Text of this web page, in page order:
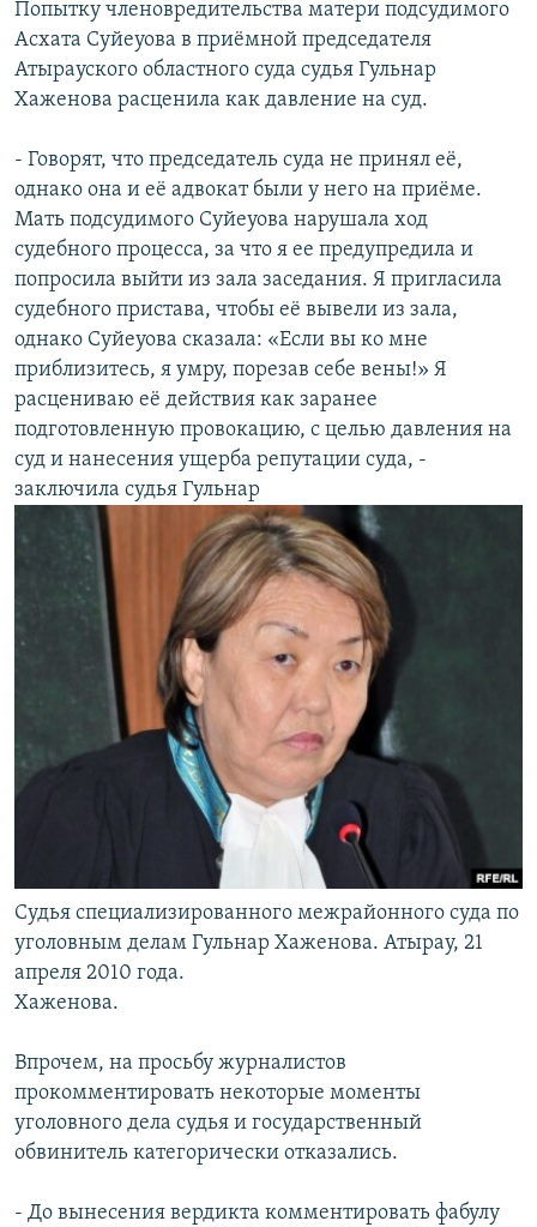
Попытку членовредительства матери подсудимого
Асхата Суйеуова в приёмной председателя
Атырауского областного суда судья Гульнар
Хаженова расценила как давление на суд.
- Говорят, что председатель суда не принял её,
однако она и её адвокат были у него на приёме.
Мать подсудимого Суйеуова нарушала ход
судебного процесса, за что я ее предупредила и
попросила выйти из зала заседания. Я пригласила
судебного пристава, чтобы её вывели из зала,
однако Суйеуова сказала: «Если вы ко мне
приблизитесь, я умру, порезав себе вены!» Я
расцениваю её действия как заранее
подготовленную провокацию, с целью давления на
суд и нанесения ущерба репутации суда, -
заключила судья Гульнар
Судья специализированного межрайонного суда по
уголовным делам Гульнар Хаженова. Атырау, 21
апреля 2010 года.
Хаженова.
Впрочем, на просьбу журналистов
прокомментировать некоторые моменты
уголовного дела судья и государственный
обвинитель категорически отказались.
- До вынесения вердикта комментировать фабулу